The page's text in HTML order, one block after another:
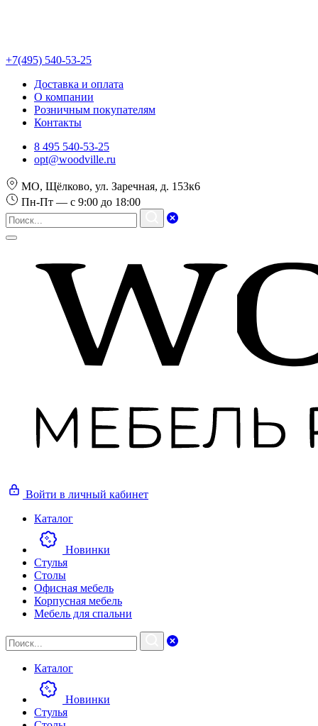
+7(495) 540-53-25
Доставка и оплата
О компании
Розничным покупателям
Контакты
8 495 540-53-25
opt@woodville.ru
МО, Щёлково, ул. Заречная, д. 153к6
Пн-Пт — с 9:00 до 18:00
Войти в личный кабинет
Каталог
Новинки
Стулья
Столы
Офисная мебель
Корпусная мебель
Мебель для спальни
Каталог
Новинки
Стулья